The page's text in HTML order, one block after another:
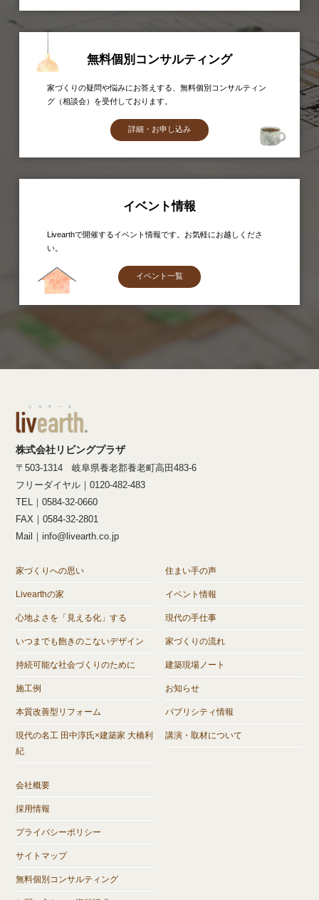
無料個別コンサルティング
家づくりの疑問や悩みにお答えする、無料個別コンサルティン
グ（相談会）を受付しております。
詳細・お申し込み
イベント情報
Livearthで開催するイベント情報です。お気軽にお越しくださ
い。
イベント一覧
株式会社リビングプラザ
〒503-1314 岐阜県養老郡養老町高田483-6
フリーダイヤル｜0120-482-483
TEL｜0584-32-0660
FAX｜0584-32-2801
Mail｜info@livearth.co.jp
家づくりへの思い
Livearthの家
心地よさを「見える化」する
いつまでも飽きのこないデザイン
持続可能な社会づくりのために
施工例
本質改善型リフォーム
現代の名工 田中淳氏×建築家 大橋利
紀
住まい手の声
イベント情報
現代の手仕事
家づくりの流れ
建築現場ノート
お知らせ
パブリシティ情報
講演・取材について
会社概要
採用情報
プライバシーポリシー
サイトマップ
無料個別コンサルティング